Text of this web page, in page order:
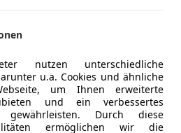
09/2022 28 772 km
nutzen unterschiedliche
u.a. Cookies und ähnliche
um Ihnen erweiterte
und ein verbessertes
gewährleisten. Durch diese
ermöglichen wir die